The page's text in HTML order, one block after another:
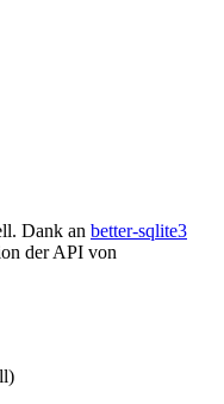
Dank an better-sqlite3
der API von